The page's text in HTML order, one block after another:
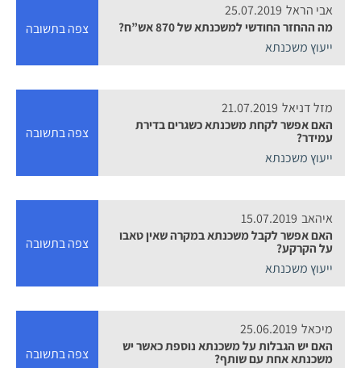
אבי הראל 25.07.2019
מה ההחזר החודשי למשכנתא של 870 אש”ח?
ייעוץ משכנתא
צפה בתשובה
מזל דניאל 21.07.2019
האם אפשר לקחת משכנתא כשגרים בדירת
עמידר?
ייעוץ משכנתא
צפה בתשובה
איהאב 15.07.2019
האם אפשר לקבל משכנתא במקרה שאין טאבו
על הקרקע?
ייעוץ משכנתא
צפה בתשובה
מיכאל 25.06.2019
האם יש הגבלות על משכנתא נוספת כאשר יש
משכנתא אחת עם שותף?
צפה בתשובה